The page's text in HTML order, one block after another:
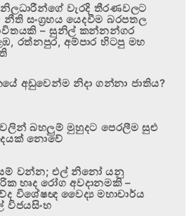
නිලධාරීන්ගේ වැරදි තීරණවලට
සංග්‍රහය යෙදවීම බරපතල
– සුනිල් කන්නන්ගර
රත්නපුර, අම්පාර හිටපු මහ
අඩුවෙන්ම නිදා ගන්නා ජාතිය?
බහලුම් මුහුදට පෙරලීම සුළු
නොවේ
වන්න; එල් නිනෝ යනු
හෘද රෝග අවදානමකි –
විශේෂඥ වෛද්‍ය මහාචාර්ය
විජයසිංහ